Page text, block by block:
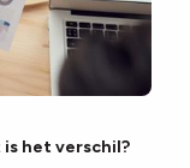
het verschil?